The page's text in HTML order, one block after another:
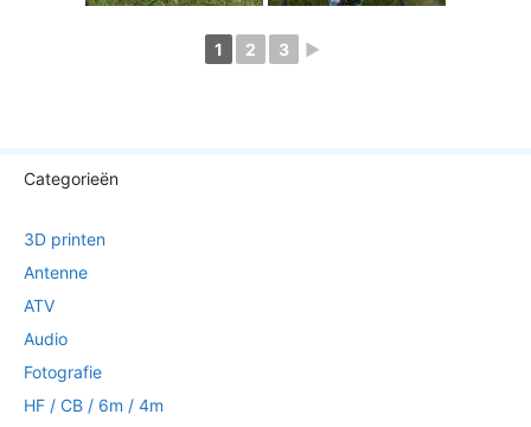
1 2 3 ►
Categorieën
3D printen
Antenne
ATV
Audio
Fotografie
HF / CB / 6m / 4m